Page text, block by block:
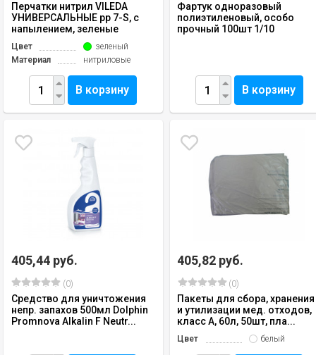
Перчатки нитрил VILEDA
УНИВЕРСАЛЬНЫЕ рр 7-S, с
напылением, зеленые
Цвет
зеленый
Материал
нитриловые
В корзину
Фартук одноразовый
полиэтиленовый, особо
прочный 100шт 1/10
В корзину
405,44 руб.
(0)
Средство для уничтожения
непр. запахов 500мл Dolphin
Promnova Alkalin F Neutr...
405,82 руб.
(0)
Пакеты для сбора, хранения
и утилизации мед. отходов,
класс А, 60л, 50шт, пла...
Цвет белый